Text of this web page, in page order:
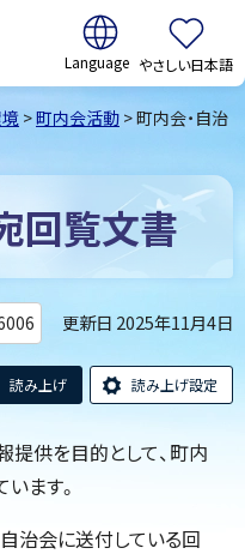
翻訳:
やさしい日本語
境 >町内会活動 > 町内会・自治
回覧文書
更新日 2025年11月4日
読み上げ 読み上げ設定
提供を目的として、町内
ます。
治会に送付している回